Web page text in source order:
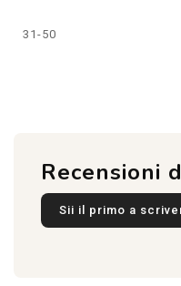
31-50
Recensioni
Sii il primo a